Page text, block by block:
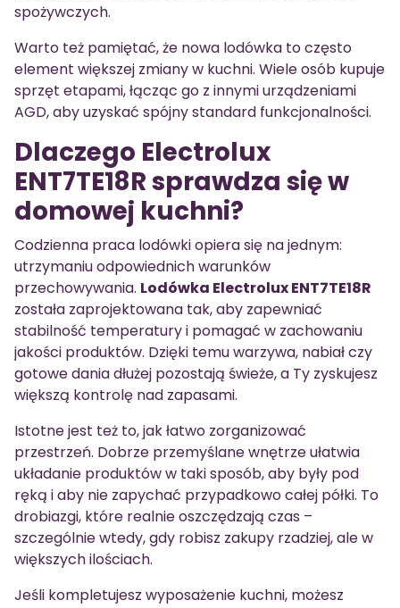
spożywczych.
Warto też pamiętać, że nowa lodówka to często
element większej zmiany w kuchni. Wiele osób kupuje
sprzęt etapami, łącząc go z innymi urządzeniami
AGD, aby uzyskać spójny standard funkcjonalności.
Dlaczego Electrolux
ENT7TE18R sprawdza się w
domowej kuchni?
Codzienna praca lodówki opiera się na jednym:
utrzymaniu odpowiednich warunków
przechowywania. Lodówka Electrolux ENT7TE18R
została zaprojektowana tak, aby zapewniać
stabilność temperatury i pomagać w zachowaniu
jakości produktów. Dzięki temu warzywa, nabiał czy
gotowe dania dłużej pozostają świeże, a Ty zyskujesz
większą kontrolę nad zapasami.
Istotne jest też to, jak łatwo zorganizować
przestrzeń. Dobrze przemyślane wnętrze ułatwia
układanie produktów w taki sposób, aby były pod
ręką i aby nie zapychać przypadkowo całej półki. To
drobiazgi, które realnie oszczędzają czas –
szczególnie wtedy, gdy robisz zakupy rzadziej, ale w
większych ilościach.
Jeśli kompletujesz wyposażenie kuchni, możesz